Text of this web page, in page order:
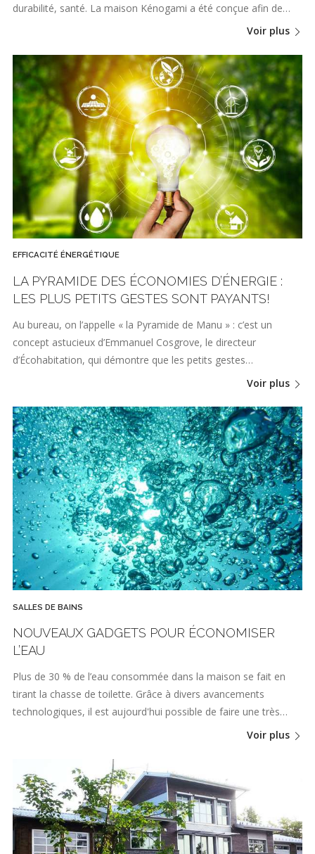
durabilité, santé. La maison Kénogami a été conçue afin de…
Voir plus
EFFICACITÉ ÉNERGÉTIQUE
LA PYRAMIDE DES ÉCONOMIES D’ÉNERGIE :
LES PLUS PETITS GESTES SONT PAYANTS!
Au bureau, on l’appelle « la Pyramide de Manu » : c’est un
concept astucieux d’Emmanuel Cosgrove, le directeur
d’Écohabitation, qui démontre que les petits gestes…
Voir plus
SALLES DE BAINS
NOUVEAUX GADGETS POUR ÉCONOMISER
L’EAU
Plus de 30 % de l’eau consommée dans la maison se fait en
tirant la chasse de toilette. Grâce à divers avancements
technologiques, il est aujourd'hui possible de faire une très…
Voir plus